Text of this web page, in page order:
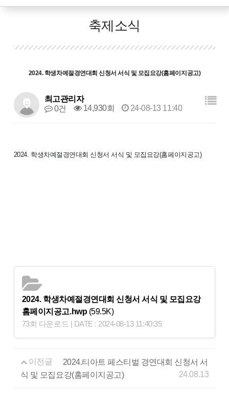
축제소식
2024. 학생차예절경연대회 신청서 서식 및 모집요강(홈페이지공고)
최고관리자
0건
14,930회 24-08-13 11:40
2024. 학생차예절경연대회 신청서 서식 및 모집요강(홈페이지공고)
2024. 학생차예절경연대회 신청서 서식 및 모집요강
홈페이지공고.hwp(59.5K)
73회 다운로드 | DATE : 2024-08-13 11:40:35
이전글
2024.티아트 페스티벌 경연대회 신청서 서
식 및 모집요강(홈페이지공고)
24.08.13